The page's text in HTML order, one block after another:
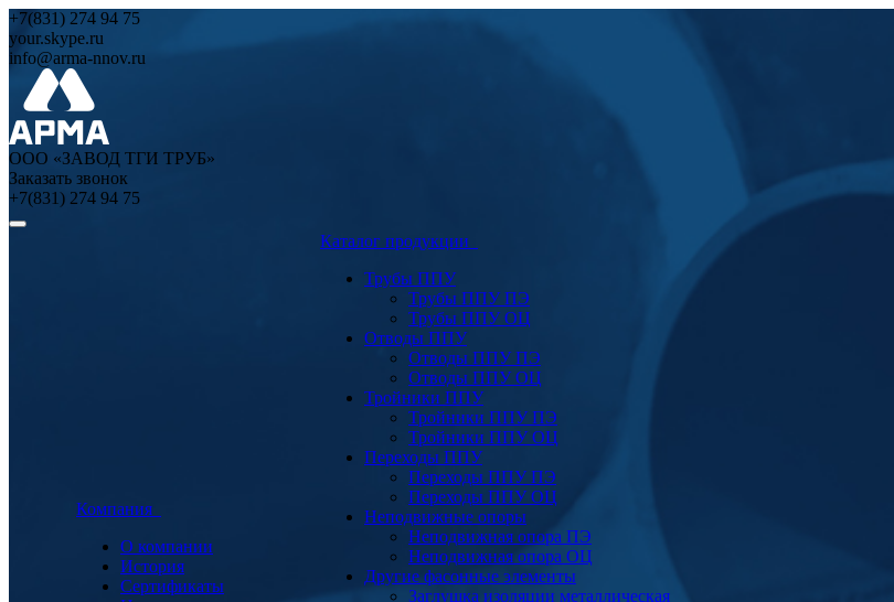
+7(831) 274 94 75
your.skype.ru
info@arma-nnov.ru
ООО «ЗАВОД ТГИ ТРУБ»
Заказать звонок
+7(831) 274 94 75
Компания
О компании
История
Сертификаты
Каталог продукции
Трубы ППУ
Трубы ППУ ПЭ
Трубы ППУ ОЦ
Отводы ППУ
Отводы ППУ ПЭ
Отводы ППУ ОЦ
Тройники ППУ
Тройники ППУ ПЭ
Тройники ППУ ОЦ
Переходы ППУ
Переходы ППУ ПЭ
Переходы ППУ ОЦ
Неподвижные опоры
Неподвижная опора ПЭ
Неподвижная опора ОЦ
Другие фасонные элементы
Заглушка изоляции металлическая